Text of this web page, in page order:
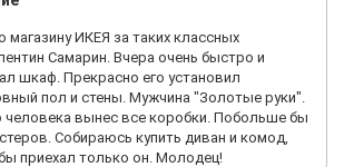
магазину ИКЕЯ за таких классных
Самарин. Вчера очень быстро и
шкаф. Прекрасно его установил
пол и стены. Мужчина "Золотые руки".
человека вынес все коробки. Побольше бы
Собираюсь купить диван и комод,
приехал только он. Молодец!